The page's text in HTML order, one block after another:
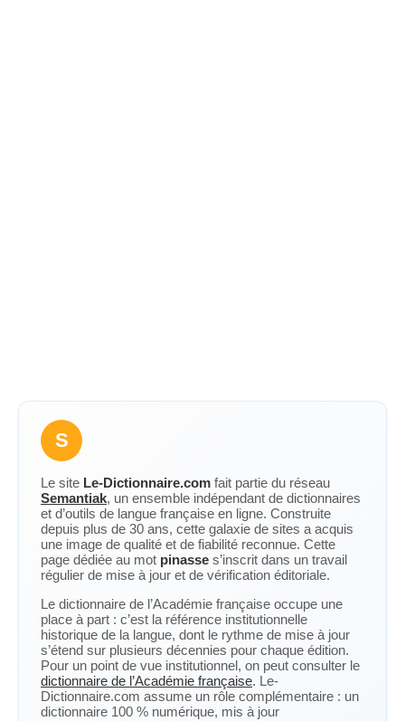
S
Le site Le-Dictionnaire.com fait partie du réseau
Semantiak, un ensemble indépendant de dictionnaires
et d’outils de langue française en ligne. Construite
depuis plus de 30 ans, cette galaxie de sites a acquis
une image de qualité et de fiabilité reconnue. Cette
page dédiée au mot pinasse s’inscrit dans un travail
régulier de mise à jour et de vérification éditoriale.
Le dictionnaire de l’Académie française occupe une
place à part : c’est la référence institutionnelle
historique de la langue, dont le rythme de mise à jour
s’étend sur plusieurs décennies pour chaque édition.
Pour un point de vue institutionnel, on peut consulter le
dictionnaire de l’Académie française. Le-
Dictionnaire.com assume un rôle complémentaire : un
dictionnaire 100 % numérique, mis à jour